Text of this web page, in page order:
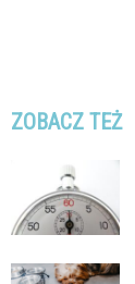
ZOBACZ TEŻ